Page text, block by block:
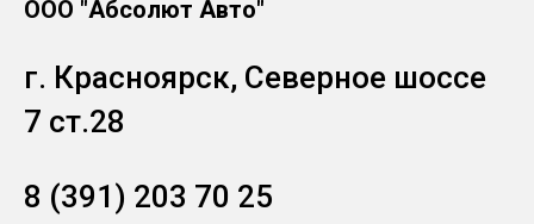
ООО "Абсолют Авто"
г. Красноярск, Северное шоссе
7 ст.28
8 (391) 203 70 25